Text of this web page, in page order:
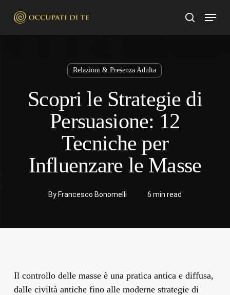
search
Menu
Relazioni & Presenza Adulta
Scopri le Strategie di
Persuasione: 12
Tecniche per
Influenzare le Masse
By Francesco Bonomelli 6 min read
Il controllo delle masse è una pratica antica e diffusa,
dalle civiltà antiche fino alle moderne strategie di